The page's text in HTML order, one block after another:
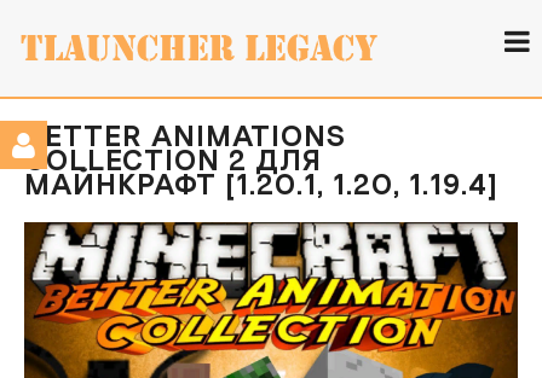
BETTER ANIMATIONS
COLLECTION 2 ДЛЯ
МАЙНКРАФТ [1.20.1, 1.20, 1.19.4]